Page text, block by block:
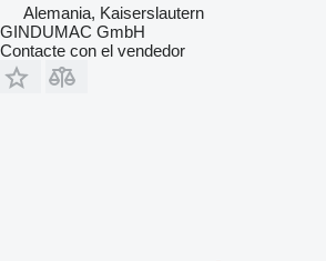
Alemania, Kaiserslautern
GINDUMAC GmbH
Contacte con el vendedor